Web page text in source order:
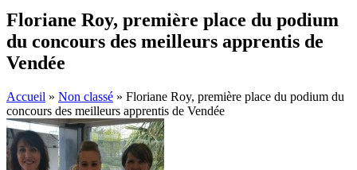
Floriane Roy, première place du podium
du concours des meilleurs apprentis de
Vendée
Accueil » Non classé » Floriane Roy, première place du podium du
concours des meilleurs apprentis de Vendée